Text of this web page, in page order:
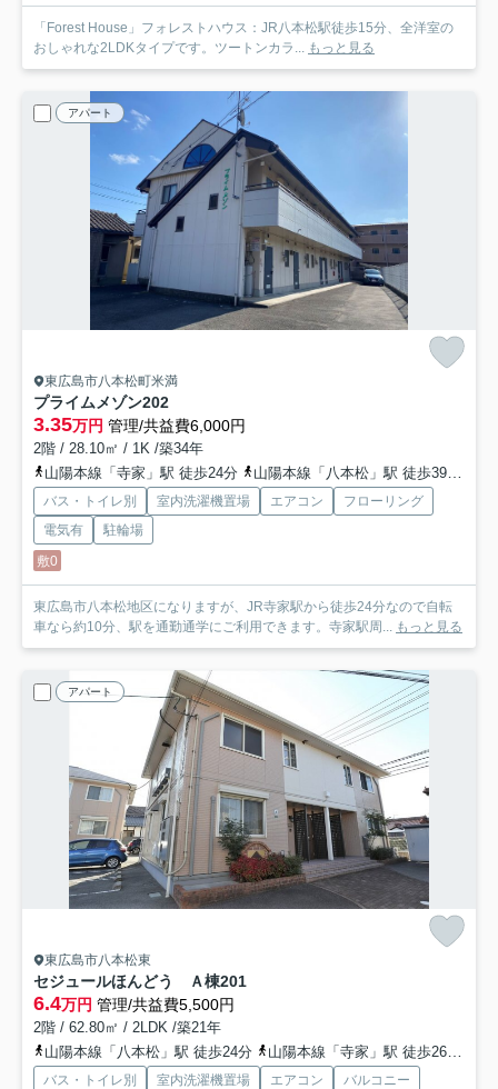
「Forest House」フォレストハウス：JR八本松駅徒歩15分、全洋室の
おしゃれな2LDKタイプです。ツートンカラ...
もっと見る
アパート
東広島市八本松町米満
プライムメゾン202
3.35万円 管理/共益費6,000円
2階 / 28.10㎡ / 1K /築34年
山陽本線「寺家」駅 徒歩24分
山陽本線「八本松」駅 徒歩39分
バス・トイレ別 室内洗濯機置場 エアコン
フローリング
電気有
駐輪場
敷0
東広島市八本松地区になりますが、JR寺家駅から徒歩24分なので自転
車なら約10分、駅を通勤通学にご利用できます。寺家駅周...
もっと見る
アパート
東広島市八本松東
セジュールほんどう Ａ棟201
6.4万円 管理/共益費5,500円
2階 / 62.80㎡ / 2LDK /築21年
山陽本線「八本松」駅 徒歩24分
山陽本線「寺家」駅 徒歩26分
バス・トイレ別 室内洗濯機置場 エアコン バルコニー